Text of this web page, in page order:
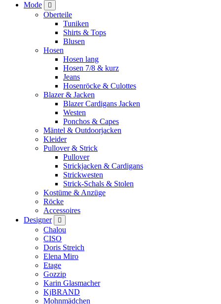
Mode
Oberteile
Tuniken
Shirts & Tops
Blusen
Hosen
Hosen lang
Hosen 7/8 & kurz
Jeans
Hosenröcke & Culottes
Blazer & Jacken
Blazer Cardigans Jacken
Westen
Ponchos & Capes
Mäntel & Outdoorjacken
Kleider
Pullover & Strick
Pullover
Strickjacken & Cardigans
Strickwesten
Strick-Schals & Stolen
Kostüme & Anzüge
Röcke
Accessoires
Designer
Chalou
CISO
Doris Streich
Elena Miro
Etage
Gozzip
Karin Glasmacher
KjBRAND
Mohnmädchen